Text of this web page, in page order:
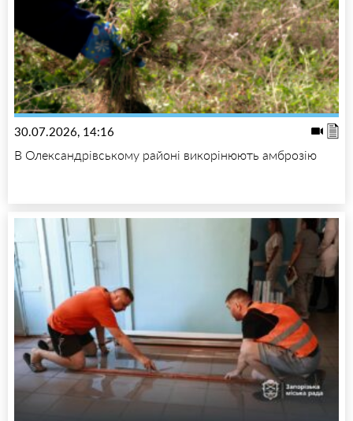
30.07.2026, 14:16
В Олександрівському районі викорінюють амброзію